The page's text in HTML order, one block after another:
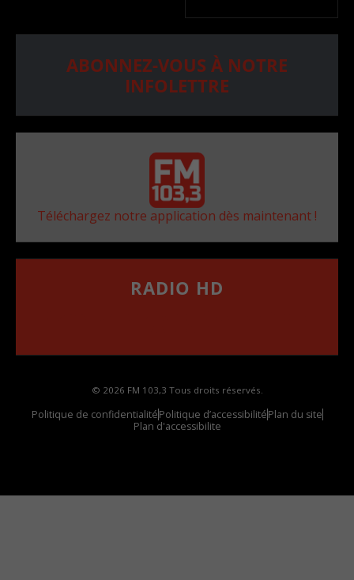
ABONNEZ-VOUS À NOTRE
INFOLETTRE
Téléchargez notre application dès maintenant !
RADIO HD
© 2026 FM 103,3 Tous droits réservés.
Politique de confidentialitéPolitique d’accessibilitéPlan du site
Plan d'accessibilite